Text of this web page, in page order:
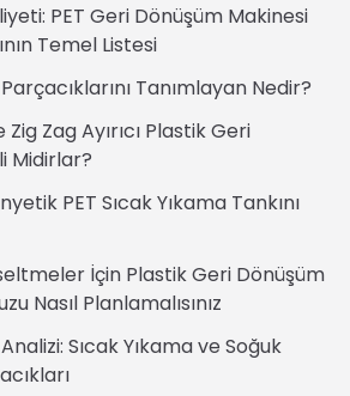
PET Geri Dönüşüm Makinesi
Temel Listesi
Tanımlayan Nedir?
Zag Ayırıcı Plastik Geri
Midirlar?
PET Sıcak Yıkama Tankını
İçin Plastik Geri Dönüşüm
Nasıl Planlamalısınız
Sıcak Yıkama ve Soğuk